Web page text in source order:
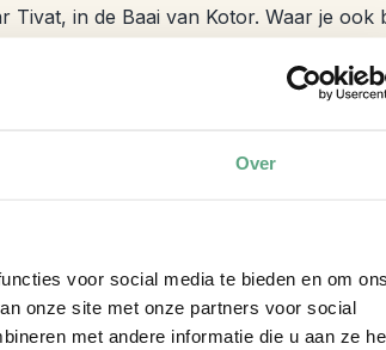
Over
voor social media te bieden en om ons
onze site met onze partners voor social
met andere informatie die u aan ze
Tivat, in de Baai van Kotor. Waar je ook
Riksja Montenegro werkt samen met
tarieven en brede beschikbaarheid. Wij
je vrijblijvend een reis aanvraagt,
naar de beste prijs en